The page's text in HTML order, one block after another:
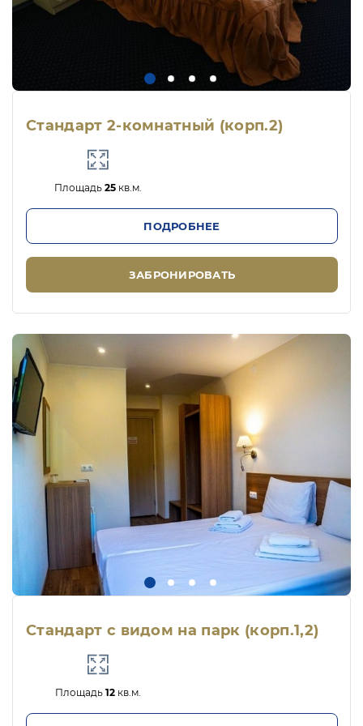
Стандарт 2-комнатный (корп.2)
Площадь 25кв.м.
ПОДРОБНЕЕ
ЗАБРОНИРОВАТЬ
Стандарт с видом на парк (корп.1,2)
Площадь 12кв.м.